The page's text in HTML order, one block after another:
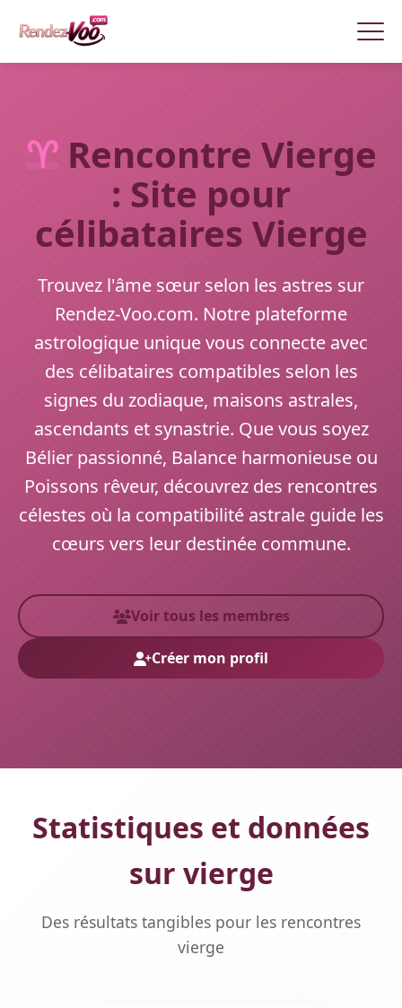
♈Rencontre Vierge
: Site pour
célibataires Vierge
Trouvez l'âme sœur selon les astres sur
Rendez-Voo.com. Notre plateforme
astrologique unique vous connecte avec
des célibataires compatibles selon les
signes du zodiaque, maisons astrales,
ascendants et synastrie. Que vous soyez
Bélier passionné, Balance harmonieuse ou
Poissons rêveur, découvrez des rencontres
célestes où la compatibilité astrale guide les
cœurs vers leur destinée commune.
Voir tous les membres
Créer mon profil
Statistiques et données
sur vierge
Des résultats tangibles pour les rencontres
vierge